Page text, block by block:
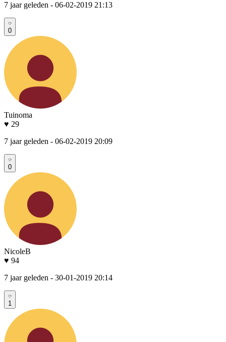
7 jaar geleden - 06-02-2019 21:13
0
Tuinoma
♥ 29
7 jaar geleden - 06-02-2019 20:09
0
NicoleB
♥ 94
7 jaar geleden - 30-01-2019 20:14
1